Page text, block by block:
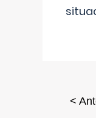
<